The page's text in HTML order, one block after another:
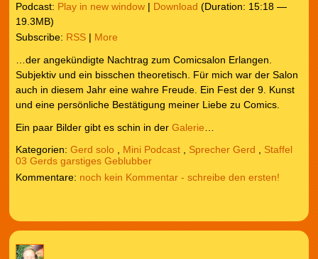
Podcast: Play in new window| Download (Duration: 15:18 —
19.3MB)
Subscribe: RSS| More
…der angekündigte Nachtrag zum Comicsalon Erlangen.
Subjektiv und ein bisschen theoretisch. Für mich war der Salon
auch in diesem Jahr eine wahre Freude. Ein Fest der 9. Kunst
und eine persönliche Bestätigung meiner Liebe zu Comics.
Ein paar Bilder gibt es schin in der Galerie…
Kategorien: Gerd solo Mini Podcast, Sprecher Gerd
Staffel
03 Gerds garstiges Geblubber
noch kein Kommentar - schreibe den ersten!